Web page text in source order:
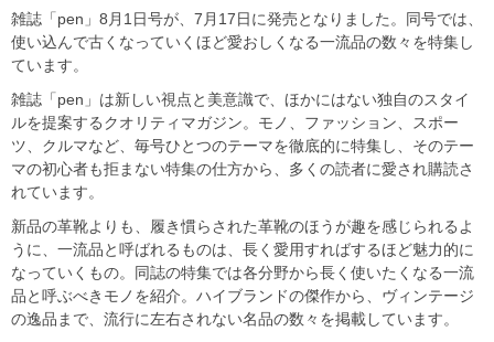
雑誌「pen」8月1日号が、7月17日に発売となりました。同号では、
使い込んで古くなっていくほど愛おしくなる一流品の数々を特集し
ています。
雑誌「pen」は新しい視点と美意識で、ほかにはない独自のスタイ
ルを提案するクオリティマガジン。モノ、ファッション、スポー
ツ、クルマなど、毎号ひとつのテーマを徹底的に特集し、そのテー
マの初心者も拒まない特集の仕方から、多くの読者に愛され購読さ
れています。
新品の革靴よりも、履き慣らされた革靴のほうが趣を感じられるよ
うに、一流品と呼ばれるものは、長く愛用すればするほど魅力的に
なっていくもの。同誌の特集では各分野から長く使いたくなる一流
品と呼ぶべきモノを紹介。ハイブランドの傑作から、ヴィンテージ
の逸品まで、流行に左右されない名品の数々を掲載しています。